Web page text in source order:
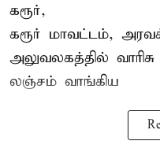
கரூர்,
கரூர் மாவட்டம்,
அலுவலகத்தில்
லஞ்சம் வாங்கிய